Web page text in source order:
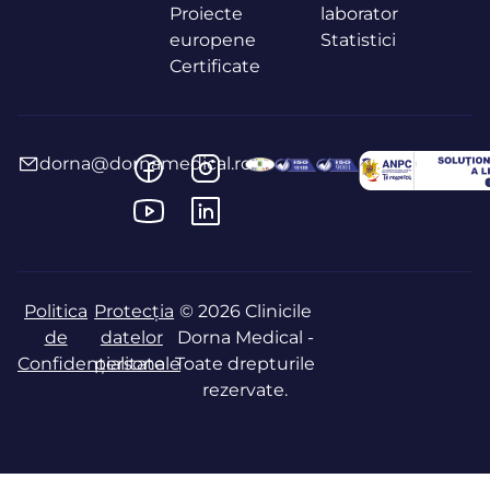
Proiecte
europene
Certificate
laborator
Statistici
dorna@dornamedical.ro
Politica
de
Confidențialitate
Protecția
datelor
personale
© 2026 Clinicile
Dorna Medical -
Toate drepturile
rezervate.